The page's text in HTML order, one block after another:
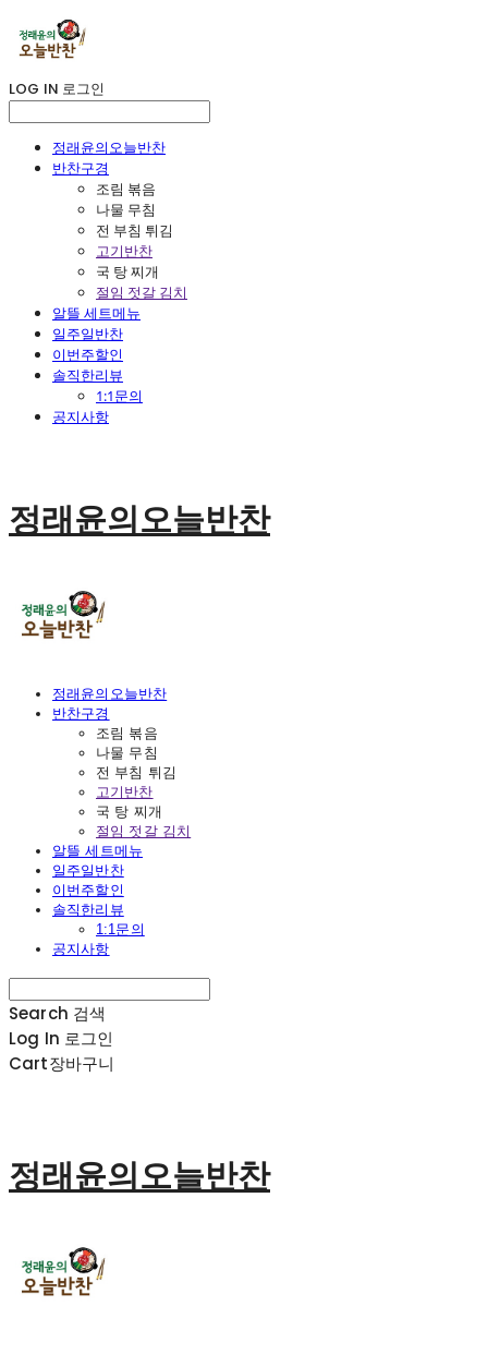
LOG IN 로그인
정래윤의오늘반찬
반찬구경
조림 볶음
나물 무침
전 부침 튀김
고기반찬
국 탕 찌개
절임 젓갈 김치
알뜰 세트메뉴
일주일반찬
이번주할인
솔직한리뷰
1:1문의
공지사항
정래윤의오늘반찬
정래윤의오늘반찬
반찬구경
조림 볶음
나물 무침
전 부침 튀김
고기반찬
국 탕 찌개
절임 젓갈 김치
알뜰 세트메뉴
일주일반찬
이번주할인
솔직한리뷰
1:1문의
공지사항
Search 검색
Log In 로그인
Cart장바구니
정래윤의오늘반찬